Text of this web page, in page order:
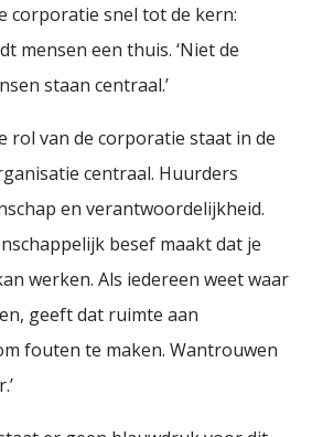
corporatie snel tot de kern:
mensen een thuis. ‘Niet de
staan centraal.’
rol van de corporatie staat in de
centraal. Huurders
en verantwoordelijkheid.
besef maakt dat je
werken. Als iedereen weet waar
geeft dat ruimte aan
fouten te maken. Wantrouwen